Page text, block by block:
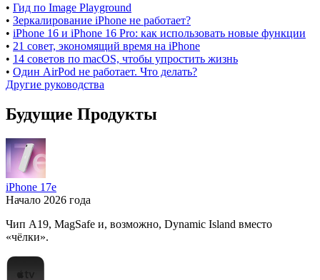
• Гид по Image Playground
• Зеркалирование iPhone не работает?
• iPhone 16 и iPhone 16 Pro: как использовать новые функции
• 21 совет, экономящий время на iPhone
• 14 советов по macOS, чтобы упростить жизнь
• Один AirPod не работает. Что делать?
Другие руководства
Будущие Продукты
iPhone 17e
Начало 2026 года
Чип A19, MagSafe и, возможно, Dynamic Island вместо
«чёлки».